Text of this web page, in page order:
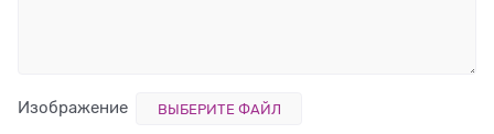
Изображение ВЫБЕРИТЕ ФАЙЛ